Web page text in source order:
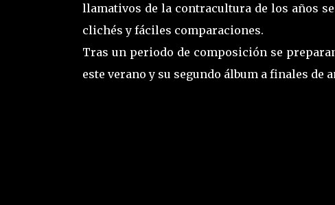
llamativos de la contracultura de los años
clichés y fáciles comparaciones.
Tras un periodo de composición se
este verano y su segundo álbum a finales de